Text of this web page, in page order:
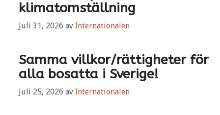
klimatomställning
Juli 31, 2026 av Internationalen
Samma villkor/rättigheter för
alla bosatta i Sverige!
Juli 25, 2026 av Internationalen